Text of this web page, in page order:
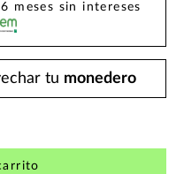
meses sin intereses
tu monedero